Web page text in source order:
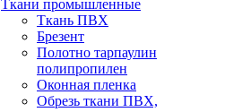
Ткани промышленные
Ткань ПВХ
Брезент
Полотно тарпаулин
полипропилен
Оконная пленка
Обрезь ткани ПВХ,